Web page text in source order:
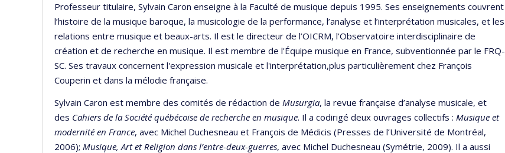
Professeur titulaire, Sylvain Caron enseigne à la Faculté de musique depuis 1995. Ses enseignements couvrent
l’histoire de la musique baroque, la musicologie de la performance, l’analyse et l’interprétation musicales, et les
relations entre musique et beaux-arts. Il est le directeur de l’OICRM, l'Observatoire interdisciplinaire de
création et de recherche en musique. Il est membre de l'Équipe musique en France, subventionnée par le FRQ-
SC. Ses travaux concernent l'expression musicale et l'interprétation,plus particulièrement chez François
Couperin et dans la mélodie française.
Sylvain Caron est membre des comités de rédaction de Musurgia, la revue française d’analyse musicale, et
des Cahiers de la Société québécoise de recherche en musique. Il a codirigé deux ouvrages collectifs : Musique et
modernité en France, avec Michel Duchesneau et François de Médicis (Presses de l’Université de Montréal,
2006); Musique, Art et Religion dans l’entre-deux-guerres, avec Michel Duchesneau (Symétrie, 2009). Il a aussi